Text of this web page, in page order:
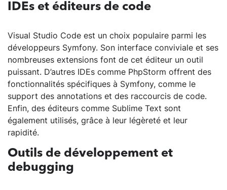
IDEs et éditeurs de code
Visual Studio Code est un choix populaire parmi les
développeurs Symfony. Son interface conviviale et ses
nombreuses extensions font de cet éditeur un outil
puissant. D’autres IDEs comme PhpStorm offrent des
fonctionnalités spécifiques à Symfony, comme le
support des annotations et des raccourcis de code.
Enfin, des éditeurs comme Sublime Text sont
également utilisés, grâce à leur légèreté et leur
rapidité.
Outils de développement et
debugging